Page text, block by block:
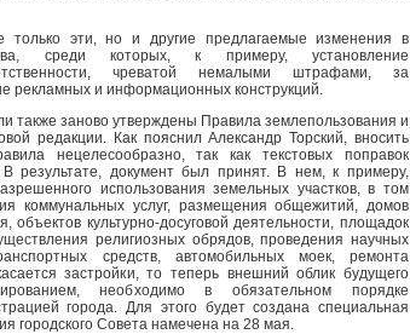
только эти, но и другие предлагаемые изменения в
среди которых, к примеру, установление
чреватой немалыми штрафами, за
рекламных и информационных конструкций.
также заново утверждены Правила землепользования и
редакции. Как пояснил Александр Торский, вносить
нецелесообразно, так как текстовых поправок
В результате, документ был принят. В нем, к примеру,
использования земельных участков, в том
коммунальных услуг, размещения общежитий, домов
объектов культурно-досуговой деятельности, площадок
религиозных обрядов, проведения научных
средств, автомобильных моек, ремонта
застройки, то теперь внешний облик будущего
необходимо в обязательном порядке
города. Для этого будет создана специальная
городского Совета намечена на 28 мая.